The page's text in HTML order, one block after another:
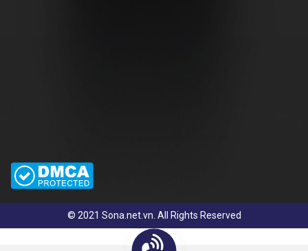
© 2021 Sona.net.vn. All Rights Reserved